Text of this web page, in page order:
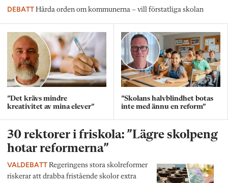
DEBATT Hårda orden om kommunerna – vill förstatliga skolan
”Det krävs mindre
kreativitet av mina elever”
”Skolans halvblindhet botas
inte med ännu en reform”
30 rektorer i friskola: ”Lägre skolpeng
hotar reformerna”
VALDEBATT Regeringens stora skolreformer
riskerar att drabba fristående skolor extra